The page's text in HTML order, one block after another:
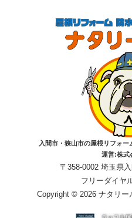
入間市・狭山市の屋根リフォ
運営:株式
〒358-0002 埼玉県
フリーダイヤ
Copyright © 2026 ナタリ